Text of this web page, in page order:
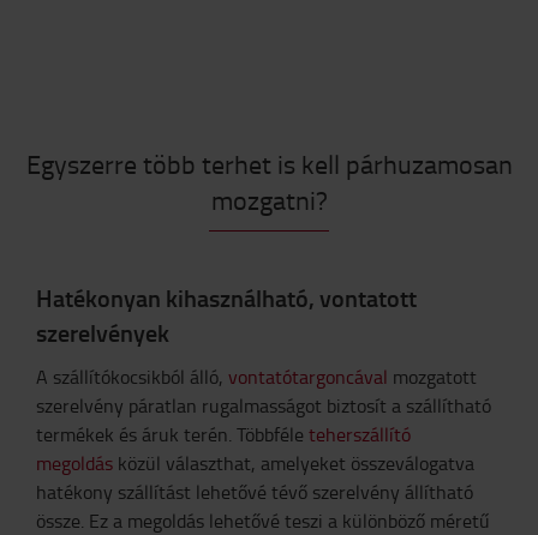
Egyszerre több terhet is kell párhuzamosan
mozgatni?
Hatékonyan kihasználható, vontatott
szerelvények
A szállítókocsikból álló, vontatótargoncával mozgatott
szerelvény páratlan rugalmasságot biztosít a szállítható
termékek és áruk terén. Többféle teherszállító
megoldás közül választhat, amelyeket összeválogatva
hatékony szállítást lehetővé tévő szerelvény állítható
össze. Ez a megoldás lehetővé teszi a különböző méretű